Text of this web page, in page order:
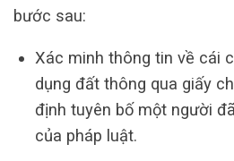
bước sau:
Xác minh thông tin về cái
dụng đất thông qua giấy
định tuyên bố một người
của pháp luật.